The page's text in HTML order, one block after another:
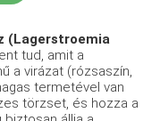
(Lagerstroemia
tud, amit a
a virázat (rózsaszín,
termetével van
törzset, és hozza a